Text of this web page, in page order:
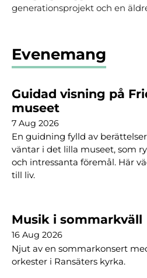
generationsprojekt och en
Evenemang
Guidad visning på
museet
7 Aug 2026
En guidning fylld av
väntar i det lilla museet, som
och intressanta föremål. Här
till liv.
Musik i sommarkväll
16 Aug 2026
Njut av en sommarkonsert
orkester i Ransäters kyrka.